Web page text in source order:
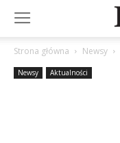
Strona główna Newsy
Newsy Aktualności